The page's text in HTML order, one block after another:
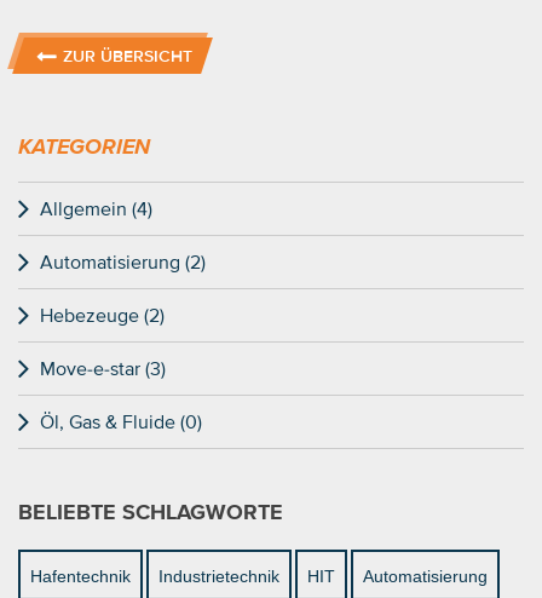
ZUR ÜBERSICHT
KATEGORIEN
Allgemein (4)
Automatisierung (2)
Hebezeuge (2)
Move-e-star (3)
Öl, Gas & Fluide (0)
BELIEBTE SCHLAGWORTE
Hafentechnik Industrietechnik HIT Automatisierung